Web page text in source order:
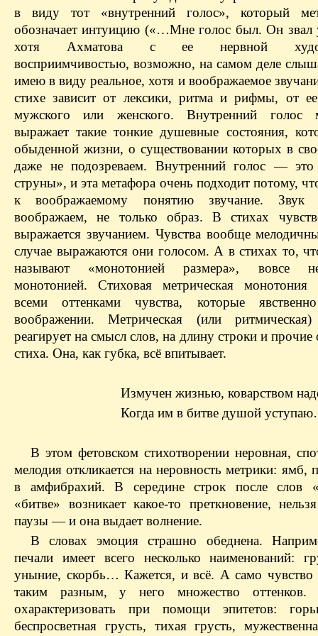
в виду тот «внутренний голос», который
обозначает интуицию («…Мне голос был. Он
хотя Ахматова с ее нервной
восприимчивостью, возможно, на самом деле
имею в виду реальное, хотя и воображаемое
стихе зависит от лексики, ритма и рифмы, от
мужского или женского. Внутренний голос
выражает такие тонкие душевные состояния,
обыденной жизни, о существовании которых в
даже не подозреваем. Внутренний голос —
струны», и эта метафора очень подходит потому,
к воображаемому понятию звучание. Звук
воображаем, не только образ. В стихах
выражается звучанием. Чувства вообще
случае выражаются они голосом. А в стихах то,
называют «монотонией размера», вовсе
монотонией. Стиховая метрическая монотония
всеми оттенками чувства, которые
воображении. Метрическая (или
реагирует на смысл слов, на длину строки и прочие
стиха. Она, как губка, всё впитывает.
Измучен жизнью, коварством
Когда им в битве душой
В этом фетовском стихотворении неровная,
мелодия откликается на неровность метрики: ямб,
в амфибрахий. В середине строк после слов
«битве» возникает какое-то преткновение,
паузы — ​и она выдает волнение.
В словах эмоция страшно обеднена.
печали имеет всего несколько наименований:
уныние, скорбь… Кажется, и всё. А само
таким разным, у него множество
охарактеризовать при помощи эпитетов:
беспросветная грусть, тихая грусть,